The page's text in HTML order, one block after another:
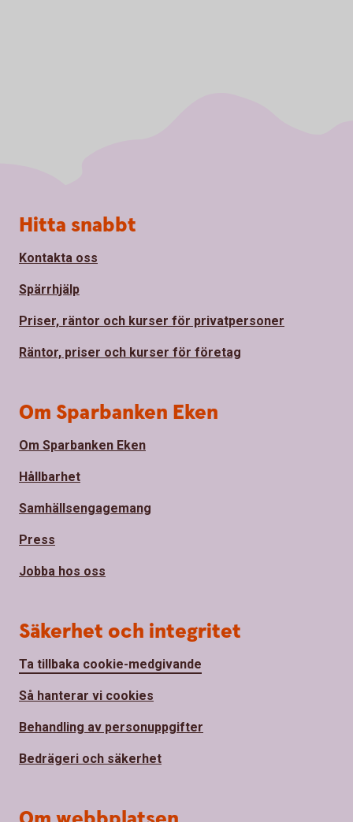
Sidfot
Hitta snabbt
Kontakta oss
Spärrhjälp
Priser, räntor och kurser för privatpersoner
Räntor, priser och kurser för företag
Om Sparbanken Eken
Om Sparbanken Eken
Hållbarhet
Samhällsengagemang
Press
Jobba hos oss
Säkerhet och integritet
Ta tillbaka cookie-medgivande
Så hanterar vi cookies
Behandling av personuppgifter
Bedrägeri och säkerhet